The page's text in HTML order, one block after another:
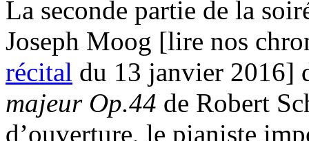
La seconde partie de la
Joseph Moog [lire nos
récital du 13 janvier 2016]
majeur Op.44 de Robert
d’ouverture, le pianiste